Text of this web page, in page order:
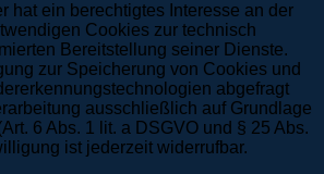
hat ein berechtigtes Interesse an der
Cookies zur technisch
Bereitstellung seiner Dienste.
zur Speicherung von Cookies und
abgefragt
ausschließlich auf Grundlage
6 Abs. 1 lit. a DSGVO und § 25 Abs.
ist jederzeit widerrufbar.